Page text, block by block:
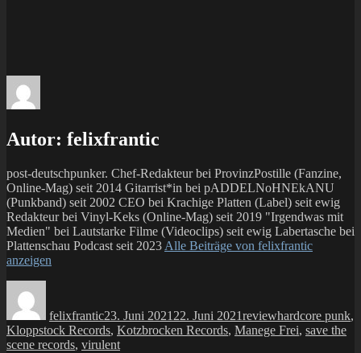
Autor: felixfrantic
post-deutschpunker. Chef-Redakteur bei ProvinzPostille (Fanzine,
Online-Mag) seit 2014 Gitarrist*in bei pADDELNoHNEkANU
(Punkband) seit 2002 CEO bei Krachige Platten (Label) seit ewig
Redakteur bei Vinyl-Keks (Online-Mag) seit 2019 "Irgendwas mit
Medien" bei Lautstarke Filme (Videoclips) seit ewig Labertasche bei
Plattenschau Podcast seit 2023 Alle Beiträge von felixfrantic
anzeigen
felixfrantic23. Juni 2021 22. Juni 2021reviewhardcore punk,
Kloppstock Records, Kotzbrocken Records, Manege Frei, save the
scene records, virulent